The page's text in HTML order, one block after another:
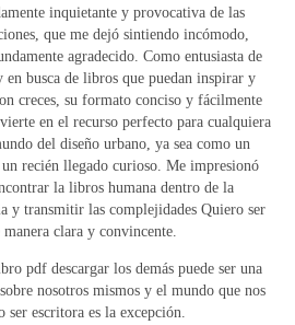
inquietante y provocativa de las
que me dejó sintiendo incómodo,
agradecido. Como entusiasta de
en busca de libros que puedan inspirar y
creces, su formato conciso y fácilmente
en el recurso perfecto para cualquiera
del diseño urbano, ya sea como un
recién llegado curioso. Me impresionó
la libros humana dentro de la
y transmitir las complejidades Quiero ser
clara y convincente.
pdf descargar los demás puede ser una
nosotros mismos y el mundo que nos
ser escritora es la excepción.